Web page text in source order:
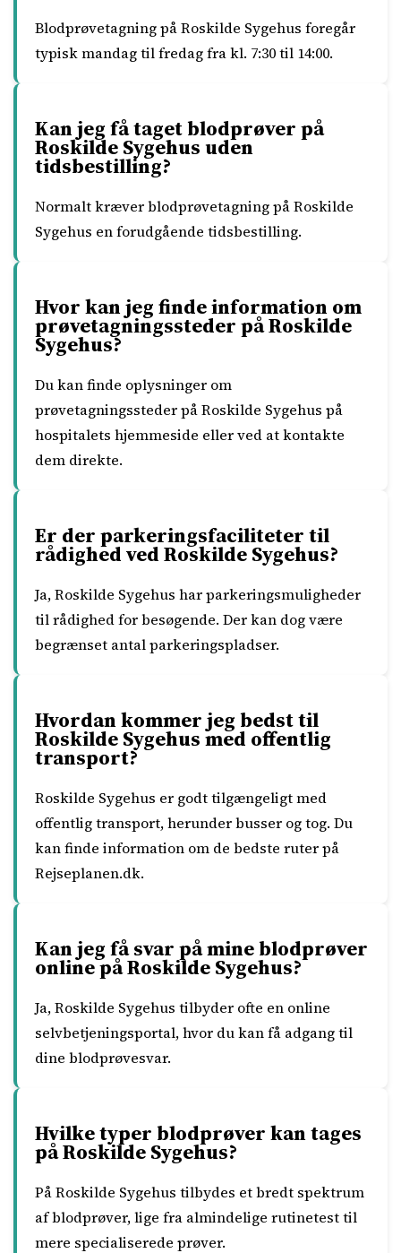
Blodprøvetagning på Roskilde Sygehus foregår
typisk mandag til fredag fra kl. 7:30 til 14:00.
Kan jeg få taget blodprøver på
Roskilde Sygehus uden
tidsbestilling?
Normalt kræver blodprøvetagning på Roskilde
Sygehus en forudgående tidsbestilling.
Hvor kan jeg finde information om
prøvetagningssteder på Roskilde
Sygehus?
Du kan finde oplysninger om
prøvetagningssteder på Roskilde Sygehus på
hospitalets hjemmeside eller ved at kontakte
dem direkte.
Er der parkeringsfaciliteter til
rådighed ved Roskilde Sygehus?
Ja, Roskilde Sygehus har parkeringsmuligheder
til rådighed for besøgende. Der kan dog være
begrænset antal parkeringspladser.
Hvordan kommer jeg bedst til
Roskilde Sygehus med offentlig
transport?
Roskilde Sygehus er godt tilgængeligt med
offentlig transport, herunder busser og tog. Du
kan finde information om de bedste ruter på
Rejseplanen.dk.
Kan jeg få svar på mine blodprøver
online på Roskilde Sygehus?
Ja, Roskilde Sygehus tilbyder ofte en online
selvbetjeningsportal, hvor du kan få adgang til
dine blodprøvesvar.
Hvilke typer blodprøver kan tages
på Roskilde Sygehus?
På Roskilde Sygehus tilbydes et bredt spektrum
af blodprøver, lige fra almindelige rutinetest til
mere specialiserede prøver.